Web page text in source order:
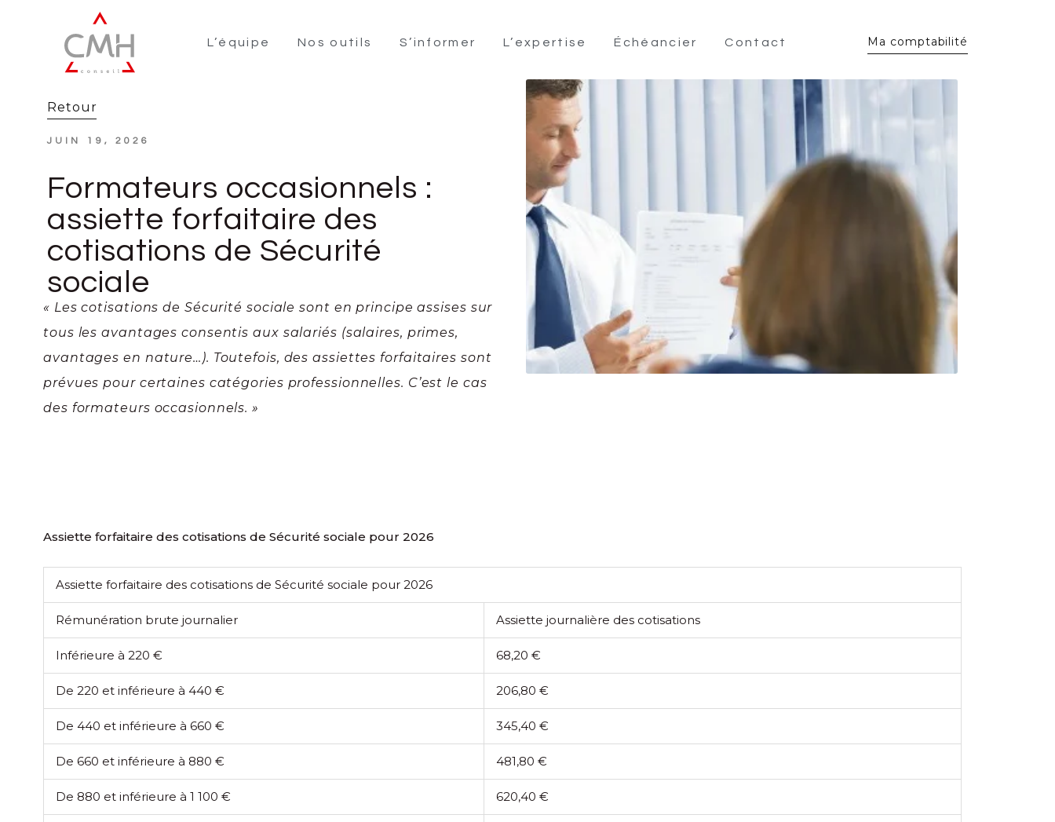
L’équipe Nos outils S’informer L’expertise Échéancier Contact Ma comptabilité
Retour
JUIN 19, 2026
Formateurs occasionnels :
assiette forfaitaire des
cotisations de Sécurité
sociale
« Les cotisations de Sécurité sociale sont en principe assises sur
tous les avantages consentis aux salariés (salaires, primes,
avantages en nature…). Toutefois, des assiettes forfaitaires sont
prévues pour certaines catégories professionnelles. C’est le cas
des formateurs occasionnels. »
Assiette forfaitaire des cotisations de Sécurité sociale pour 2026
Assiette forfaitaire des cotisations de Sécurité sociale pour 2026
Rémunération brute journalier Assiette journalière des cotisations
Inférieure à 220 € 68,20 €
De 220 et inférieure à 440 € 206,80 €
De 440 et inférieure à 660 € 345,40 €
De 660 et inférieure à 880 € 481,80 €
De 880 et inférieure à 1 100 € 620,40 €